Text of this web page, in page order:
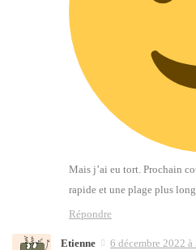
Mais j’ai eu tort. Pro­chain
rapide et une plage plus
Répondre
Etienne
6 décembre 2022